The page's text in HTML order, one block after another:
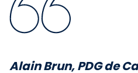
Alain Brun, PDG de